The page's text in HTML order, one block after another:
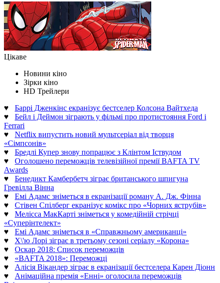
Цікаве
Новини кіно
Зірки кіно
HD Трейлери
♥ Баррі Дженкінс екранізує бестселер Колсона Вайтхеда
♥ Бейл і Деймон зіграють у фільмі про протистояння Ford і
Ferrari
♥ Netflix випустить новий мультсеріал від творця
«Сімпсонів»
♥ Бредлі Купер знову попрацює з Клінтом Іствудом
♥ Оголошено переможців телевізійної премії BAFTA TV
Awards
♥ Бенедикт Камбербетч зіграє британського шпигуна
Гревілла Вінна
♥ Емі Адамс зніметься в екранізації роману А. Дж. Фінна
♥ Стівен Спілберг екранізує комікс про «Чорних яструбів»
♥ Мелісса МакКарті зніметься у комедійній стрічці
«Суперінтелект»
♥ Емі Адамс зніметься в «Справжньому американці»
♥ Х\'ю Лорі зіграє в третьому сезоні серіалу «Корона»
♥ Оскар 2018: Список переможців
♥ «BAFTA 2018»: Переможці
♥ Алісія Вікандер зіграє в екранізації бестселера Карен Діонн
♥ Анімаційна премія «Енні» оголосила переможців